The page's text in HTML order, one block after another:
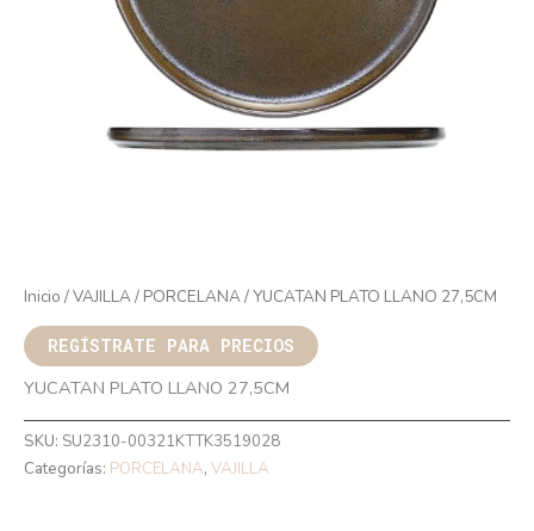
Inicio /VAJILLA/ PORCELANA/ YUCATAN PLATO LLANO 27,5CM
REGÍSTRATE PARA PRECIOS
YUCATAN PLATO LLANO 27,5CM
SKU: SU2310-00321KTTK3519028
Categorías: PORCELANA, VAJILLA